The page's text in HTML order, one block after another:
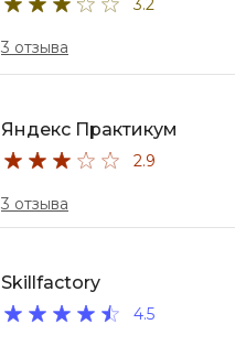
3.2
3 отзыва
Яндекс Практикум
2.9
3 отзыва
Skillfactory
4.5